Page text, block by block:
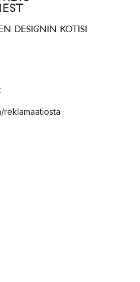
DESIGNIN KOTISI
reklamaatiosta